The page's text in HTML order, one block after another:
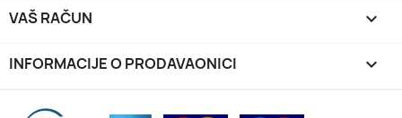
VAŠ RAČUN 
INFORMACIJE O PRODAVAONICI keyboard_arrow_down